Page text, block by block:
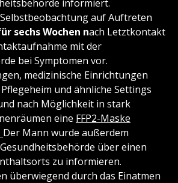
informiert.
auf Auftreten
sechs Wochen nach Letztkontakt
mit der
bei Symptomen vor.
medizinische Einrichtungen
und ähnliche Settings
nach Möglichkeit in stark
eine FFP2-Maske
Der Mann wurde außerdem
über einen
zu informieren.
überwiegend durch das Einatmen